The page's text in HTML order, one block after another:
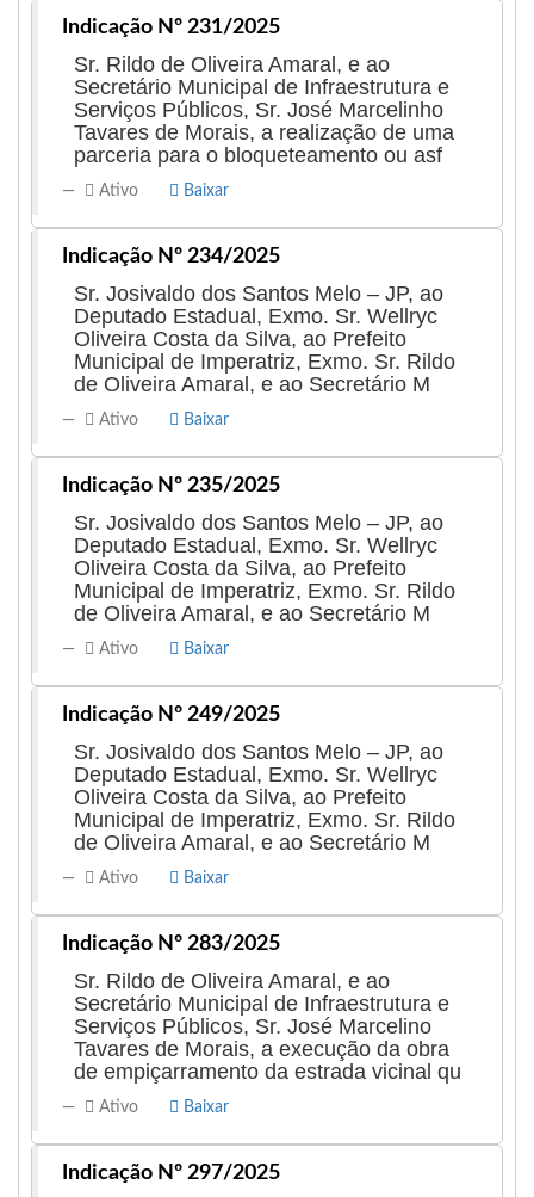
Indicação Nº 231/2025
Sr. Rildo de Oliveira Amaral, e ao
Secretário Municipal de Infraestrutura e
Serviços Públicos, Sr. José Marcelinho
Tavares de Morais, a realização de uma
parceria para o bloqueteamento ou asf
Ativo Baixar
Indicação Nº 234/2025
Sr. Josivaldo dos Santos Melo – JP, ao
Deputado Estadual, Exmo. Sr. Wellryc
Oliveira Costa da Silva, ao Prefeito
Municipal de Imperatriz, Exmo. Sr. Rildo
de Oliveira Amaral, e ao Secretário M
Ativo Baixar
Indicação Nº 235/2025
Sr. Josivaldo dos Santos Melo – JP, ao
Deputado Estadual, Exmo. Sr. Wellryc
Oliveira Costa da Silva, ao Prefeito
Municipal de Imperatriz, Exmo. Sr. Rildo
de Oliveira Amaral, e ao Secretário M
Ativo Baixar
Indicação Nº 249/2025
Sr. Josivaldo dos Santos Melo – JP, ao
Deputado Estadual, Exmo. Sr. Wellryc
Oliveira Costa da Silva, ao Prefeito
Municipal de Imperatriz, Exmo. Sr. Rildo
de Oliveira Amaral, e ao Secretário M
Ativo Baixar
Indicação Nº 283/2025
Sr. Rildo de Oliveira Amaral, e ao
Secretário Municipal de Infraestrutura e
Serviços Públicos, Sr. José Marcelino
Tavares de Morais, a execução da obra
de empiçarramento da estrada vicinal qu
Ativo Baixar
Indicação Nº 297/2025